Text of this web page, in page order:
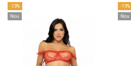
-15%
Nou
-15%
Nou